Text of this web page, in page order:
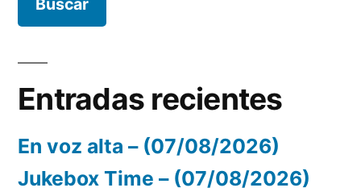
Entradas recientes
En voz alta – (07/08/2026)
Jukebox Time – (07/08/2026)